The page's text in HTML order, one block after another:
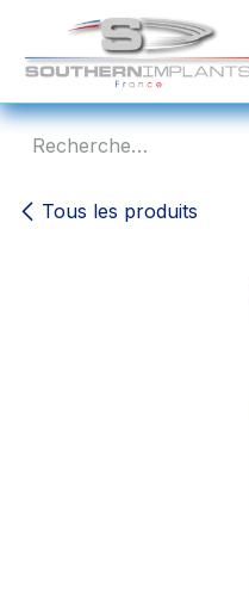
Se rendre au contenu
Tous les produits